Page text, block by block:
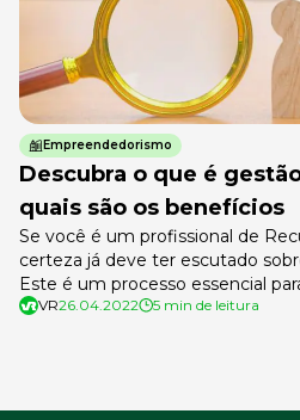
Empreendedorismo
Descubra o que é
quais são os benefícios
Se você é um profissional de
certeza já deve ter escutado
Este é um processo essencial
colaboradores engajados e
VR26.04.2022 5 min de leitura